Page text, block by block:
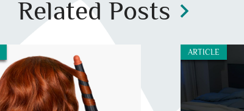
Related Posts chevron_right
ARTICLE